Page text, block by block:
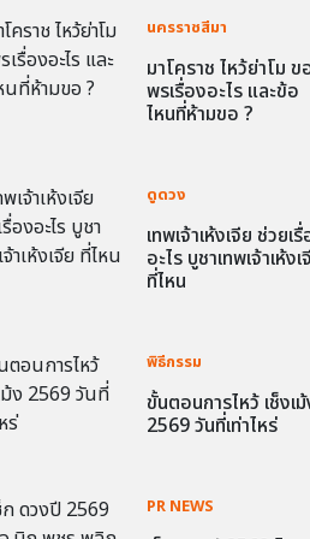
นครราชสีมา
มาโคราช ไหว้ย่าโม ข
พรเรื่องอะไร และข้อ
ไหนที่ห้ามขอ ?
ดูดวง
เทพเจ้าเห้งเจีย ช่วยเ
อะไร บูชาเทพเจ้าเห้งเ
ที่ไหน
พิธีกรรม
ขั้นตอนการไหว้ เช็งเ
2569 วันที่เท่าไหร่
PR NEWS